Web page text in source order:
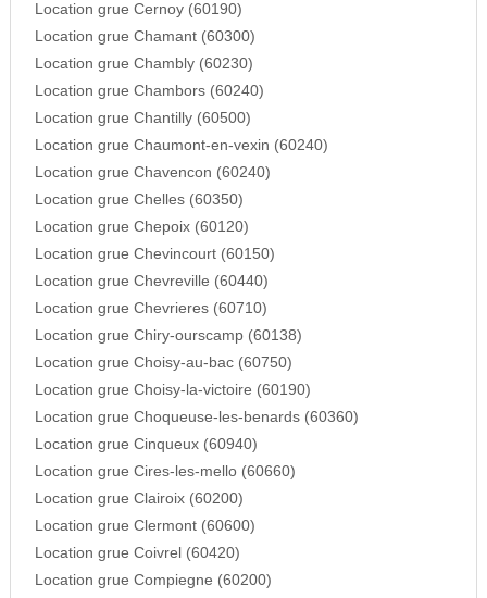
Location grue Cernoy (60190)
Location grue Chamant (60300)
Location grue Chambly (60230)
Location grue Chambors (60240)
Location grue Chantilly (60500)
Location grue Chaumont-en-vexin (60240)
Location grue Chavencon (60240)
Location grue Chelles (60350)
Location grue Chepoix (60120)
Location grue Chevincourt (60150)
Location grue Chevreville (60440)
Location grue Chevrieres (60710)
Location grue Chiry-ourscamp (60138)
Location grue Choisy-au-bac (60750)
Location grue Choisy-la-victoire (60190)
Location grue Choqueuse-les-benards (60360)
Location grue Cinqueux (60940)
Location grue Cires-les-mello (60660)
Location grue Clairoix (60200)
Location grue Clermont (60600)
Location grue Coivrel (60420)
Location grue Compiegne (60200)